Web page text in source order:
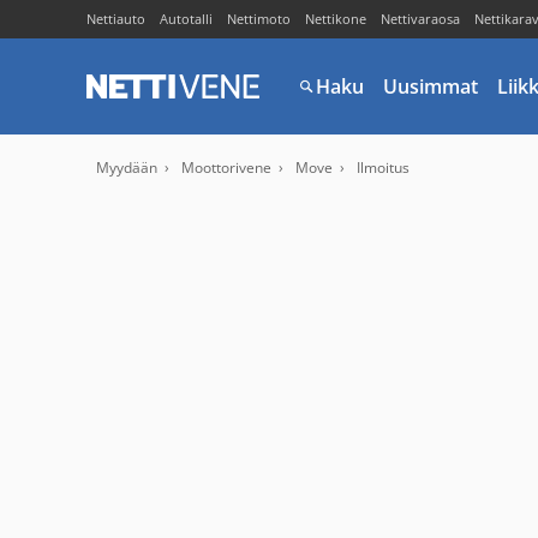
Nettiauto Autotalli Nettimoto Nettikone Nettivaraosa
Haku Uusimmat
Myydään Moottorivene Move Ilmoitus